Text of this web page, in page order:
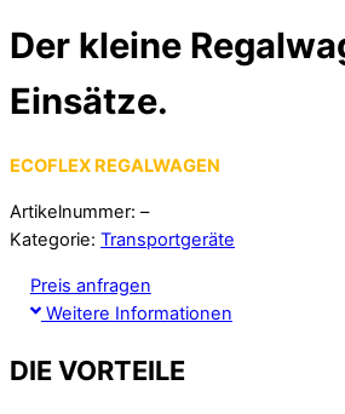
Der kleine
Einsätze.
ECOFLEX REGALWAGEN
Artikelnummer: –
Kategorie: Transportgeräte
Preis anfragen
Weitere Informationen
DIE VORTEILE